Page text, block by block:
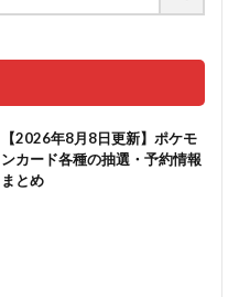
【2026年8月8日更新】ポケモ
ンカード各種の抽選・予約情報
まとめ